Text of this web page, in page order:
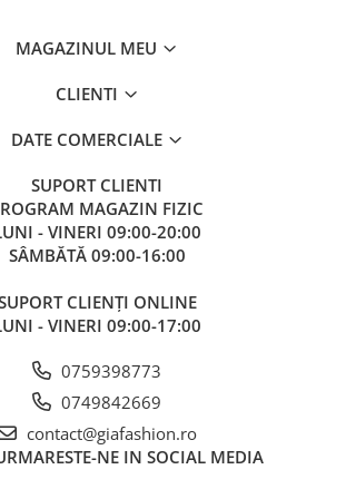
MAGAZINUL MEU
CLIENTI
DATE COMERCIALE
SUPORT CLIENTI
MAGAZIN FIZIC
- VINERI 09:00-20:00
SÂMBĂTĂ 09:00-16:00
CLIENȚI ONLINE
- VINERI 09:00-17:00
0759398773
0749842669
contact@giafashion.ro
NE IN SOCIAL MEDIA